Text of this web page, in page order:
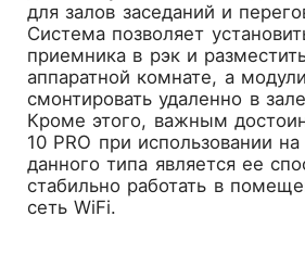
для залов заседаний и
Система позволяет
приемника в рэк и
аппаратной комнате, а
смонтировать удаленно в
Кроме этого, важным
10 PRO при использовании на
данного типа является ее
стабильно работать в
сеть WiFi.